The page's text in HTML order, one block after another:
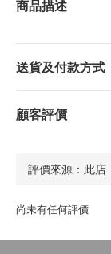
商品描述
送貨及付款方式
顧客評價
尚未有任何評價